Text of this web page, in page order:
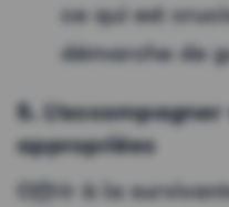
ce qui est
démarche de
5.
appropriées
Offrir à la